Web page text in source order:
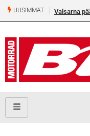
UUSIMMAT Valsarna